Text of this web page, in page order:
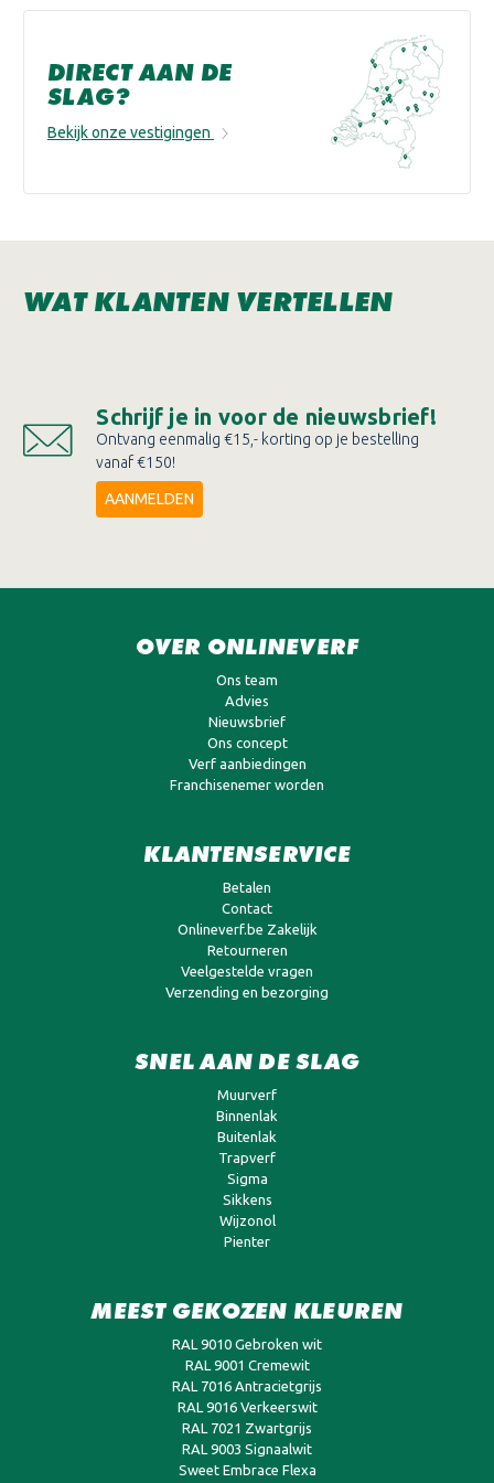
DIRECT AAN DE
SLAG?
Bekijk onze vestigingen
WAT KLANTEN VERTELLEN
Schrijf je in voor de nieuwsbrief!
Ontvang eenmalig €15,- korting op je bestelling
vanaf €150!
AANMELDEN
OVER ONLINEVERF
Ons team
Advies
Nieuwsbrief
Ons concept
Verf aanbiedingen
Franchisenemer worden
KLANTENSERVICE
Betalen
Contact
Onlineverf.be Zakelijk
Retourneren
Veelgestelde vragen
Verzending en bezorging
SNEL AAN DE SLAG
Muurverf
Binnenlak
Buitenlak
Trapverf
Sigma
Sikkens
Wijzonol
Pienter
MEEST GEKOZEN KLEUREN
RAL 9010 Gebroken wit
RAL 9001 Cremewit
RAL 7016 Antracietgrijs
RAL 9016 Verkeerswit
RAL 7021 Zwartgrijs
RAL 9003 Signaalwit
Sweet Embrace Flexa